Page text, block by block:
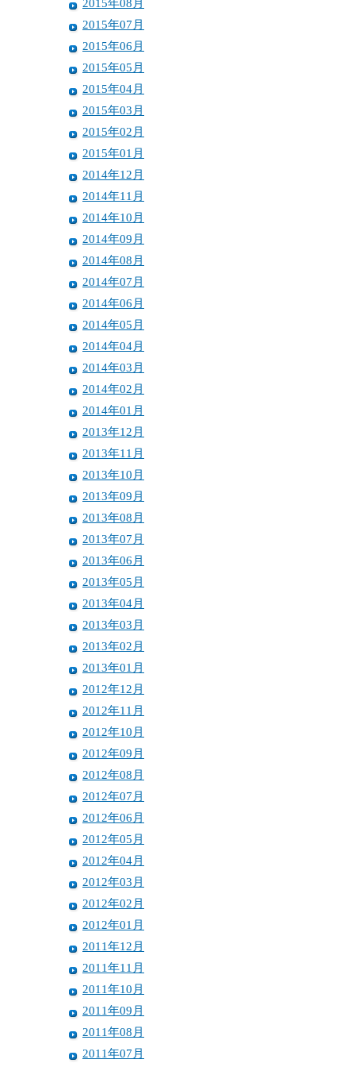
2015年08月
2015年07月
2015年06月
2015年05月
2015年04月
2015年03月
2015年02月
2015年01月
2014年12月
2014年11月
2014年10月
2014年09月
2014年08月
2014年07月
2014年06月
2014年05月
2014年04月
2014年03月
2014年02月
2014年01月
2013年12月
2013年11月
2013年10月
2013年09月
2013年08月
2013年07月
2013年06月
2013年05月
2013年04月
2013年03月
2013年02月
2013年01月
2012年12月
2012年11月
2012年10月
2012年09月
2012年08月
2012年07月
2012年06月
2012年05月
2012年04月
2012年03月
2012年02月
2012年01月
2011年12月
2011年11月
2011年10月
2011年09月
2011年08月
2011年07月